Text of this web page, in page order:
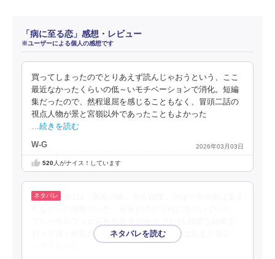
「病に至る恋」感想・レビュー
※ユーザーによる個人の感想です
買ってしまったのでとりあえず読んじゃおうという、ここ
最近なかったくらいの低～いモチベーションで消化。短編
集だったので、然程退屈を感じることもなく、冒頭二話の
視点人物が景と宮嶺以外であったこともよかった
…続きを読む
W-G 2026年03月03日
520人がナイス！しています
刻々と描く標題作にも言葉を失う。本編ではあまり感じ